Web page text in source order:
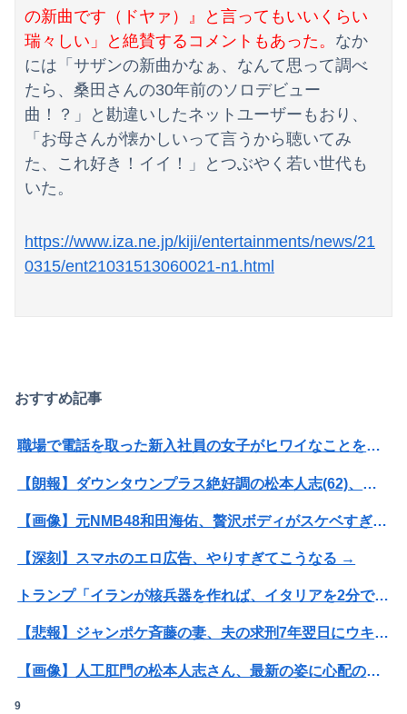
の新曲です（ドヤァ）』と言ってもいいくらい
瑞々しい」と絶賛するコメントもあった。 なか
には「サザンの新曲かなぁ、なんて思って調べ
たら、桑田さんの30年前のソロデビュー
曲！？」と勘違いしたネットユーザーもおり、
「お母さんが懐かしいって言うから聴いてみ
た、これ好き！イイ！」とつぶやく若い世代も
いた。
https://www.iza.ne.jp/kiji/entertainments/news/21
0315/ent21031513060021-n1.html
おすすめ記事
職場で電話を取った新入社員の女子がヒワイなことを言われてショックを受けたことがあった
【朗報】ダウンタウンプラス絶好調の松本人志(62)、見た目がいまだにめっちゃ若々しいｗｗｗｗｗｗｗｗｗｗｗｗｗｗｗｗｗｗｗｗｗ（画像あり）
【画像】元NMB48和田海佑、贅沢ボディがスケベすぎるwwwwwwwボムの水着グラビアであざとセクシー爆発！！！
【深刻】スマホのエロ広告、やりすぎてこうなる →
トランプ「イランが核兵器を作れば、イタリアを2分で消滅させる」メローニ「核を持っている国で実際に使ったアホはアメリカだけｗ」
【悲報】ジャンポケ斉藤の妻、夫の求刑7年翌日にウキウキでInstagram更新
【画像】人工肛門の松本人志さん、最新の姿に心配の声殺到…
9